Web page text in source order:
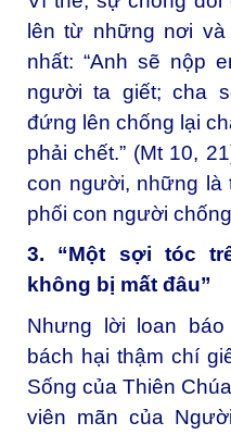
lên từ những nơi
nhất: “Anh sẽ nộp
người ta giết; cha
đứng lên chống lại
phải chết.” (Mt 10,
con người, những là
phối con người
3. “Một sợi tóc
không bị mất đâu”
Nhưng lời loan
bách hại thậm chí
Sống của Thiên
viên mãn của